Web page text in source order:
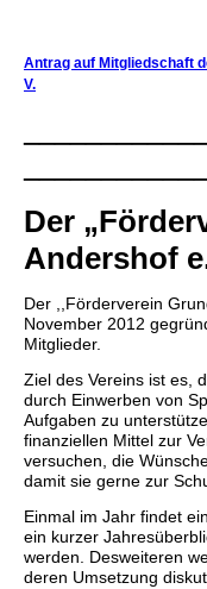
Antrag auf Mitgliedschaft
V.
Der
Andershof
Der ,,Förderverein
November 2012
Mitglieder.
Ziel des Vereins ist es,
durch Einwerben von
Aufgaben zu
finanziellen Mittel zur
versuchen, die
damit sie gerne zur
Einmal im Jahr findet
ein kurzer
werden. Desweiteren
deren Umsetzung